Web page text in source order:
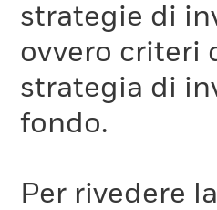
strategie di
ovvero criteri
strategia di
fondo.
Per rivedere